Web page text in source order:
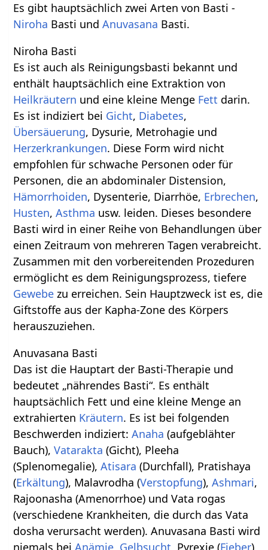
Es gibt hauptsächlich zwei Arten von Basti -
Niroha Basti undAnuvasana Basti.
Niroha Basti
Es ist auch als Reinigungsbasti bekannt und
enthält hauptsächlich eine Extraktion von
Heilkräutern und eine kleine Menge Fett darin.
Es ist indiziert bei Gicht, Diabetes,
Übersäuerung, Dysurie, Metrohagie und
Herzerkrankungen. Diese Form wird nicht
empfohlen für schwache Personen oder für
Personen, die an abdominaler Distension,
Hämorrhoiden, Dysenterie, Diarrhöe, Erbrechen,
Husten,Asthma usw. leiden. Dieses besondere
Basti wird in einer Reihe von Behandlungen über
einen Zeitraum von mehreren Tagen verabreicht.
Zusammen mit den vorbereitenden Prozeduren
ermöglicht es dem Reinigungsprozess, tiefere
Gewebe zu erreichen. Sein Hauptzweck ist es, die
Giftstoffe aus der Kapha-Zone des Körpers
herauszuziehen.
Anuvasana Basti
Das ist die Hauptart der Basti-Therapie und
bedeutet „nährendes Basti“. Es enthält
hauptsächlich Fett und eine kleine Menge an
extrahierten Kräutern. Es ist bei folgenden
Beschwerden indiziert:Anaha (aufgeblähter
Bauch),Vatarakta (Gicht), Pleeha
(Splenomegalie),Atisara (Durchfall), Pratishaya
(Erkältung), Malavrodha (Verstopfung),Ashmari,
Rajoonasha (Amenorrhoe) und Vata rogas
(verschiedene Krankheiten, die durch das Vata
dosha verursacht werden). Anuvasana Basti wird